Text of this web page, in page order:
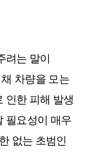
려는 말이
차량을 모는
인한 피해 발생
필요성이 매우
없는 초범인